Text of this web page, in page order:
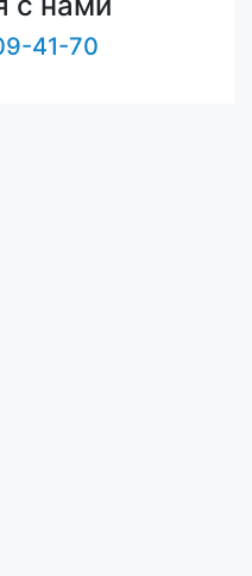
41-70